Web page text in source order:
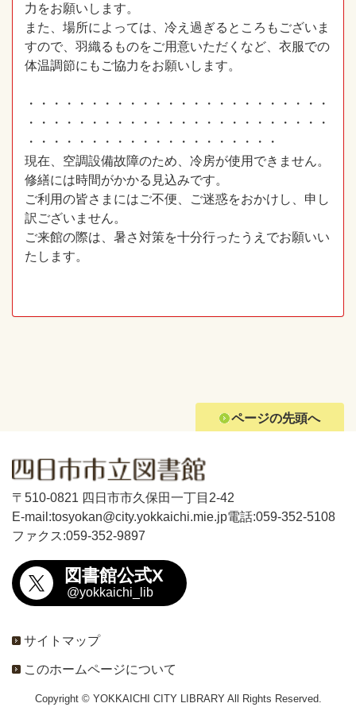
力をお願いします。
また、場所によっては、冷え過ぎるところもございま
すので、羽織るものをご用意いただくなど、衣服での
体温調節にもご協力をお願いします。
・・・・・・・・・・・・・・・・・・・・・・・・
・・・・・・・・・・・・・・・・・・・・・・・・
・・・・・・・・・・・・・・・・・・・・
現在、空調設備故障のため、冷房が使用できません。
修繕には時間がかかる見込みです。
ご利用の皆さまにはご不便、ご迷惑をおかけし、申し
訳ございません。
ご来館の際は、暑さ対策を十分行ったうえでお願いい
たします。
ページの先頭へ
〒510-0821 四日市市久保田一丁目2-42
E-mail:tosyokan@city.yokkaichi.mie.jp電話:059-352-5108
ファクス:059-352-9897
図書館公式X
@yokkaichi_lib
サイトマップ
このホームページについて
Copyright © YOKKAICHI CITY LIBRARY All Rights Reserved.